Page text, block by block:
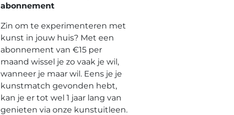
abonnement
Zin om te experimenteren met
kunst in jouw huis? Met een
abonnement van €15 per
maand wissel je zo vaak je wil,
wanneer je maar wil. Eens je je
kunstmatch gevonden hebt,
kan je er tot wel 1 jaar lang van
genieten via onze kunstuitleen.